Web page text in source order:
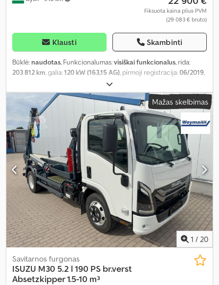
Fiksuota kaina plius PVM
(29 083 € bruto)
Klausti Skambinti
Būklė: naudotas, Funkcionalumas:visiškai funkcionalus, rida:
203 812 km , galia:120 kW (163,15 AG) , pirmoji registracija:06/2019
, bendras svoris:
80 procentas, ašių konfigūracija:4x4, spalva:balta, pavaros tipas:
mechaninis, emisijos klasė: Euro6b, sėdimų vietų skaičius:2,
Gamybos metai:
, Įranga:ABS, vairo stiprintuvas,
Mažas skelbimas
1 / 20
Savitarnos furgonas
ISUZU M30 5.2 l 190 PS br.verst
Absetzkipper 1.5-10 m³